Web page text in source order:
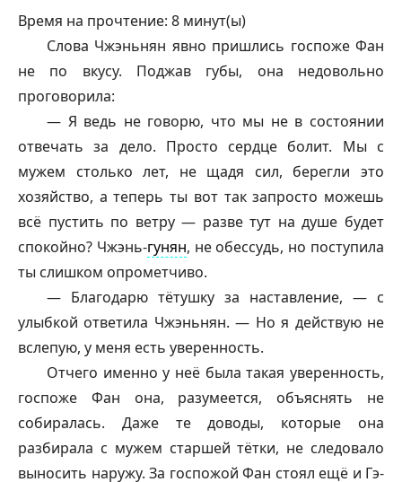
Время на прочтение: 8 минут(ы)
Слова Чжэньнян явно пришлись госпоже Фан
не по вкусу. Поджав губы, она недовольно
проговорила:
— Я ведь не говорю, что мы не в состоянии
отвечать за дело. Просто сердце болит. Мы с
мужем столько лет, не щадя сил, берегли это
хозяйство, а теперь ты вот так запросто можешь
всё пустить по ветру — разве тут на душе будет
спокойно? Чжэнь-гунян, не обессудь, но поступила
ты слишком опрометчиво.
— Благодарю тётушку за наставление, — с
улыбкой ответила Чжэньнян. — Но я действую не
вслепую, у меня есть уверенность.
Отчего именно у неё была такая уверенность,
госпоже Фан она, разумеется, объяснять не
собиралась. Даже те доводы, которые она
разбирала с мужем старшей тётки, не следовало
выносить наружу. За госпожой Фан стоял ещё и Гэ-